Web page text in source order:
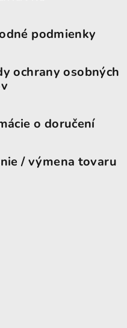
podmienky
ochrany osobných
o doručení
/ výmena tovaru